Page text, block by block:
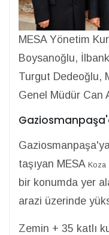
MESA Yönetim
Boysanoğlu,
Turgut Dedeoğlu,
Genel Müdür Can
taşıyan MESA Koza
bir konumda yer
arazi üzerinde
Zemin + 35 katlı